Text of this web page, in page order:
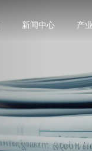
新闻中心 产